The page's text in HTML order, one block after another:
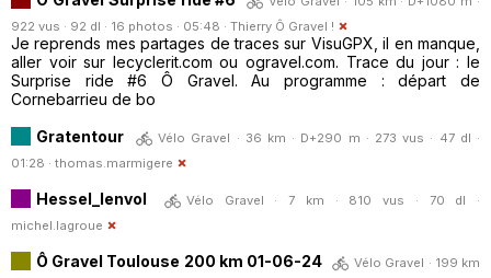
922 vus · 92 dl · 16 photos · 05:48 · Thierry Ô Gravel !
Je reprends mes partages de traces sur VisuGPX, il en manque,
aller voir sur lecyclerit.com ou ogravel.com. Trace du jour : le
Surprise ride #6 Ô Gravel. Au programme : départ de
Cornebarrieu de bo
Gratentour
Vélo Gravel · 36 km · D+290 m · 273 vus · 47 dl ·
01:28 · thomas.marmigere
Hessel_lenvol
Vélo Gravel · 7 km · 810 vus · 70 dl ·
michel.lagroue
Ô Gravel Toulouse 200 km 01-06-24
Vélo Gravel · 199 km